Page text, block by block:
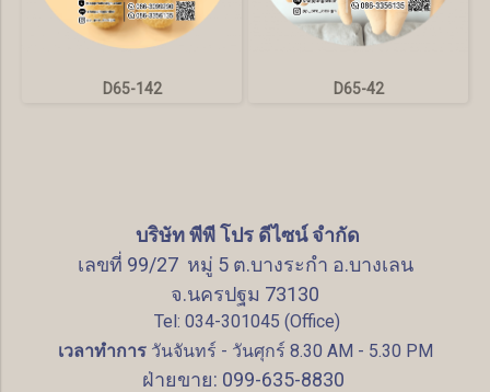
D65-142 D65-42
บริษัท พีพี โปร ดีไซน์ จำกัด
เลขที่ 99/27 หมู่ 5 ต.บางระกำ อ.บางเลน
จ.นครปฐม 73130
Tel: 034-301045 (Office)
เวลาทำการวันจันทร์ - วันศุกร์ 8.30 AM - 5.30 PM
ฝ่ายขาย: 099-635-8830